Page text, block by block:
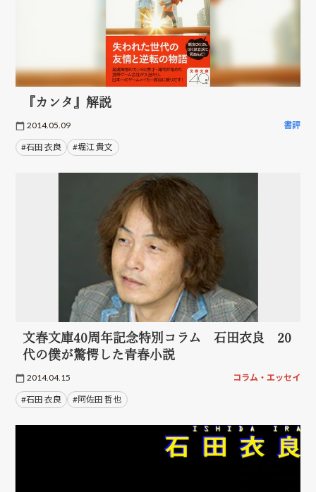
『カンタ』解説
2014.05.09 書評
#石田 衣良 #堀江 貴文
文春文庫40周年記念特別コラム 石田衣良 20
代の僕が驚愕した青春小説
2014.04.15 コラム・エッセイ
#石田 衣良 #阿佐田 哲也